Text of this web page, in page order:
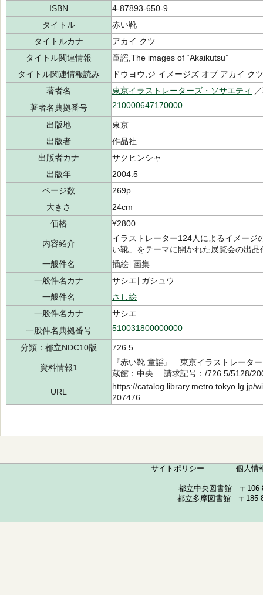
ISBN
4-87893-650-9
タイトル
赤い靴
タイトルカナ
アカイ クツ
タイトル関連情報
童謡,The images of “Akaikutsu”
タイトル関連情報読み
ドウヨウ,ジ イメージズ オブ アカイ クツ
著者名
東京イラストレーターズ・ソサエティ
著者名典拠番号
210000647170000
出版地
東京
出版者
作品社
出版者カナ
サクヒンシャ
出版年
2004.5
ページ数
269p
大きさ
24cm
価格
¥2800
内容紹介
イラストレーター124人によるイメージ
い靴」をテーマに開かれた展覧会の出品
一般件名
插絵∥画集
一般件名カナ
サシエ∥ガシュウ
一般件名
さし絵
一般件名カナ
サシエ
一般件名典拠番号
510031800000000
分類：都立NDC10版 726.5
資料情報1
『赤い靴 童謡』 東京イラストレー
蔵館：中央 請求記号：/726.5/5128/
URL
https://catalog.library.metro.tokyo.lg.jp/
207476
サイトポリシー 個人情
都立中央図書館 〒
都立多摩図書館 〒185-